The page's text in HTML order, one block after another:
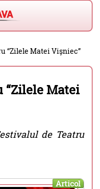
“Zilele Matei Vișniec”
“Zilele Matei
de Teatru
Articol